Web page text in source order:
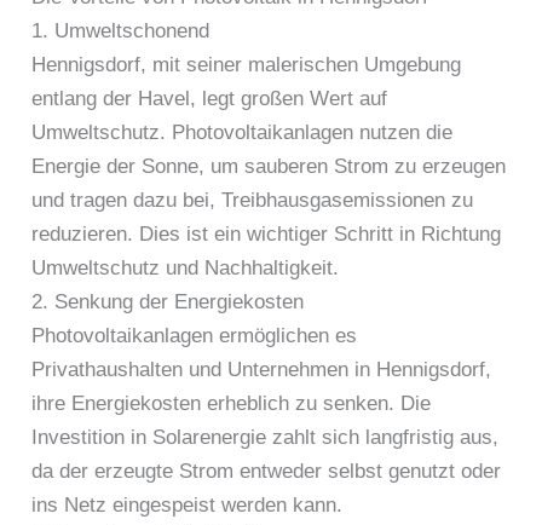
1. Umweltschonend
Hennigsdorf, mit seiner malerischen Umgebung
entlang der Havel, legt großen Wert auf
Umweltschutz. Photovoltaikanlagen nutzen die
Energie der Sonne, um sauberen Strom zu erzeugen
und tragen dazu bei, Treibhausgasemissionen zu
reduzieren. Dies ist ein wichtiger Schritt in Richtung
Umweltschutz und Nachhaltigkeit.
2. Senkung der Energiekosten
Photovoltaikanlagen ermöglichen es
Privathaushalten und Unternehmen in Hennigsdorf,
ihre Energiekosten erheblich zu senken. Die
Investition in Solarenergie zahlt sich langfristig aus,
da der erzeugte Strom entweder selbst genutzt oder
ins Netz eingespeist werden kann.